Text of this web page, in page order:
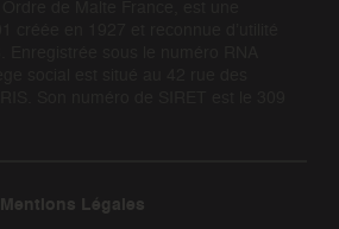
Mentions Légales